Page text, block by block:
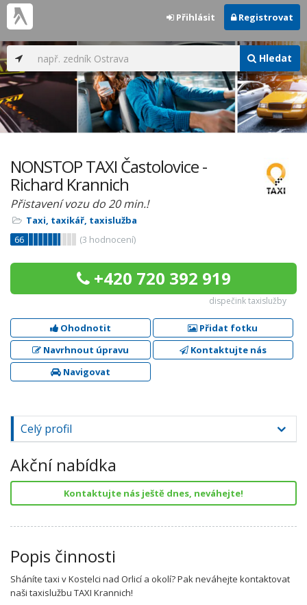
Hledat
Přihlásit Registrovat
NONSTOP TAXI Častolovice -
Richard Krannich
Přistavení vozu do 20 min.!
Taxi, taxikář, taxislužba
66
(3 hodnocení)
+420 720 392 919
dispečink taxislužby
Ohodnotit
Přidat fotku
Navrhnout úpravu
Kontaktujte nás
Navigovat
Celý profil
Akční nabídka
Kontaktujte nás ještě dnes, neváhejte!
Popis činnosti
Sháníte taxi v Kostelci nad Orlicí a okolí? Pak neváhejte kontaktovat
naši taxislužbu TAXI Krannich!